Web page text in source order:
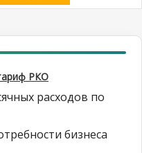
РКО
расходов по
бизнеса